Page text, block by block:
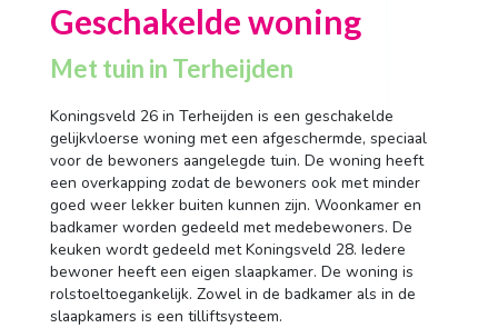
Anderen zochten ook
Wonen
Dagbesteding
Behandelingen
Contact
Geschakelde woning
Met tuin in Terheijden
Koningsveld 26 in Terheijden is een geschakelde
gelijkvloerse woning met een afgeschermde, speciaal
voor de bewoners aangelegde tuin. De woning heeft
een overkapping zodat de bewoners ook met minder
goed weer lekker buiten kunnen zijn. Woonkamer en
badkamer worden gedeeld met medebewoners. De
keuken wordt gedeeld met Koningsveld 28. Iedere
bewoner heeft een eigen slaapkamer. De woning is
rolstoeltoegankelijk. Zowel in de badkamer als in de
slaapkamers is een tilliftsysteem.